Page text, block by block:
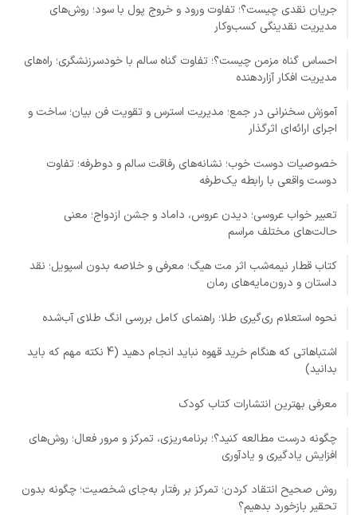
جریان نقدی چیست؟؛ تفاوت ورود و خروج پول با سود؛ روش‌های
مدیریت نقدینگی کسب‌وکار
احساس گناه مزمن چیست؟؛ تفاوت گناه سالم با خودسرزنشگری؛ راه‌های
مدیریت افکار آزاردهنده
آموزش سخنرانی در جمع؛ مدیریت استرس و تقویت فن بیان؛ ساخت و
اجرای ارائه‌ای اثرگذار
خصوصیات دوست خوب؛ نشانه‌های رفاقت سالم و دوطرفه؛ تفاوت
دوست واقعی با رابطه یک‌طرفه
تعبیر خواب عروسی؛ دیدن عروس، داماد و جشن ازدواج؛ معنی
حالت‌های مختلف مراسم
کتاب قطار نیمه‌شب اثر مت هیگ؛ معرفی و خلاصه بدون اسپویل؛ نقد
داستان و درون‌مایه‌های رمان
نحوه استعلام ری‌گیری طلا؛ راهنمای کامل بررسی انگ طلای آب‌شده
اشتباهاتی که هنگام خرید قهوه نباید انجام دهید (4 نکته مهم که باید
بدانید)
معرفی بهترین انتشارات کتاب کودک
چگونه درست مطالعه کنید؟؛ برنامه‌ریزی، تمرکز و مرور فعال؛ روش‌های
افزایش یادگیری و یادآوری
روش صحیح انتقاد کردن؛ تمرکز بر رفتار به‌جای شخصیت؛ چگونه بدون
تحقیر بازخورد بدهیم؟